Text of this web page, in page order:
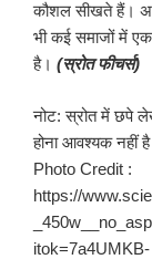
कौशल सीखते हैं।
भी कई समाजों में एक
है। (स्रोत फीचर्स)
नोट: स्रोत में छपे
होना आवश्यक नहीं
Photo Credit :
https://
itok=7a4UMKB-